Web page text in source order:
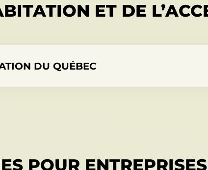
ET DE
DU QUÉBEC
POUR ENTREPRISES